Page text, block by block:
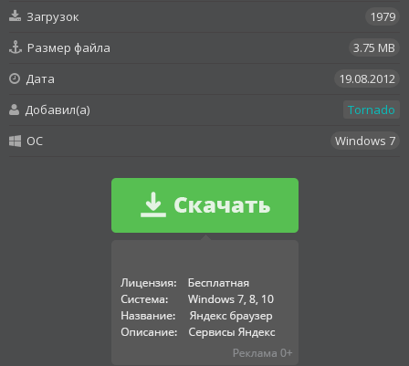
Загрузок
1979
Размер файла
3.75 MB
Дата
19.08.2012
Добавил(а)
Tornado
OC
Windows 7